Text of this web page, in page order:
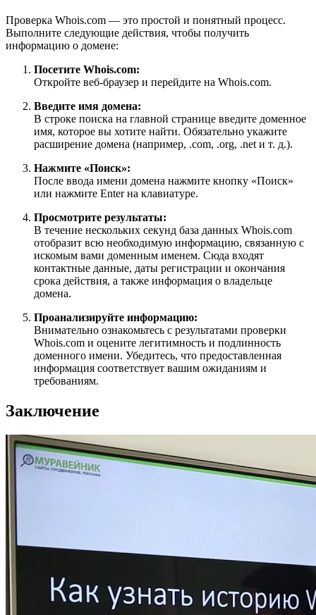
Проверка Whois.com — это простой и понятный процесс.
Выполните следующие действия, чтобы получить
информацию о домене:
Посетите Whois.com:
Откройте веб-браузер и перейдите на Whois.com.
Введите имя домена:
В строке поиска на главной странице введите доменное
имя, которое вы хотите найти. Обязательно укажите
расширение домена (например, .com, .org, .net и т. д.).
Нажмите «Поиск»:
После ввода имени домена нажмите кнопку «Поиск»
или нажмите Enter на клавиатуре.
Просмотрите результаты:
В течение нескольких секунд база данных Whois.com
отобразит всю необходимую информацию, связанную с
искомым вами доменным именем. Сюда входят
контактные данные, даты регистрации и окончания
срока действия, а также информация о владельце
домена.
Проанализируйте информацию:
Внимательно ознакомьтесь с результатами проверки
Whois.com и оцените легитимность и подлинность
доменного имени. Убедитесь, что предоставленная
информация соответствует вашим ожиданиям и
требованиям.
Заключение